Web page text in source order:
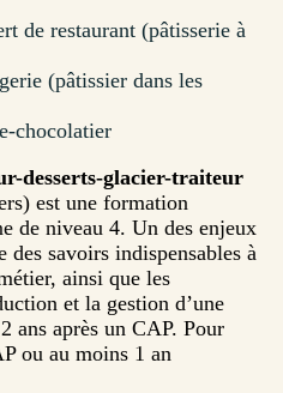
de restaurant (pâtisserie à
(pâtissier dans les
chocolatier
desserts-glacier-traiteur
est une formation
de niveau 4. Un des enjeux
des savoirs indispensables à
ainsi que les
et la gestion d’une
ans après un CAP. Pour
ou au moins 1 an